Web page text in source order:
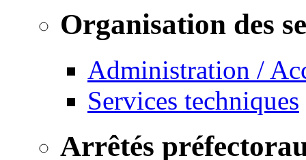
Organisation des
Administration /
Services techniques
Arrêtés